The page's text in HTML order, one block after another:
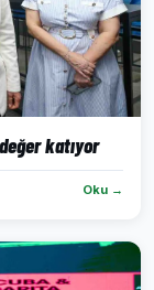
katıyor
Oku →